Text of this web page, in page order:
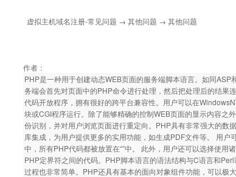
虚拟主机域名注册-常见问题 → 其他问题 → 其他问题
作者：
PHP是一种用于创建动态WEB页面的服务端脚本语言。如同
务端会首先对页面中的PHP命令进行处理，然后把处理后的结
代码开放程序，拥有很好的跨平台兼容性。用户可以在
块或CGI程序运行。除了能够精确的控制WEB页面的显示内容之
份识别，并对用户浏览页面进行重定向。PHP具有非常强大的数
库集成，为用户提供更多的实用功能，如生成PDF文件等。 用
中，所有PHP代码都被放置在“”中。 此外，用户还可以选择使
PHP定界符之间的代码。PHP脚本语言的语法结构与C语言和
过程也非常简单。PHP还具有基本的面向对象组件功能，可以